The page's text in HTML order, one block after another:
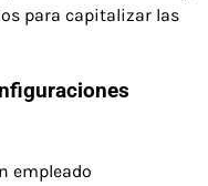
para capitalizar las
empleado